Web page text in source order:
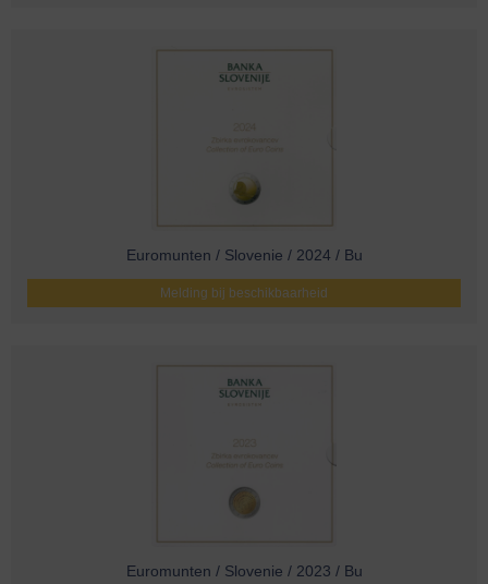
Euromunten / Slovenie / 2024 / Bu
Melding bij beschikbaarheid
Euromunten / Slovenie / 2023 / Bu